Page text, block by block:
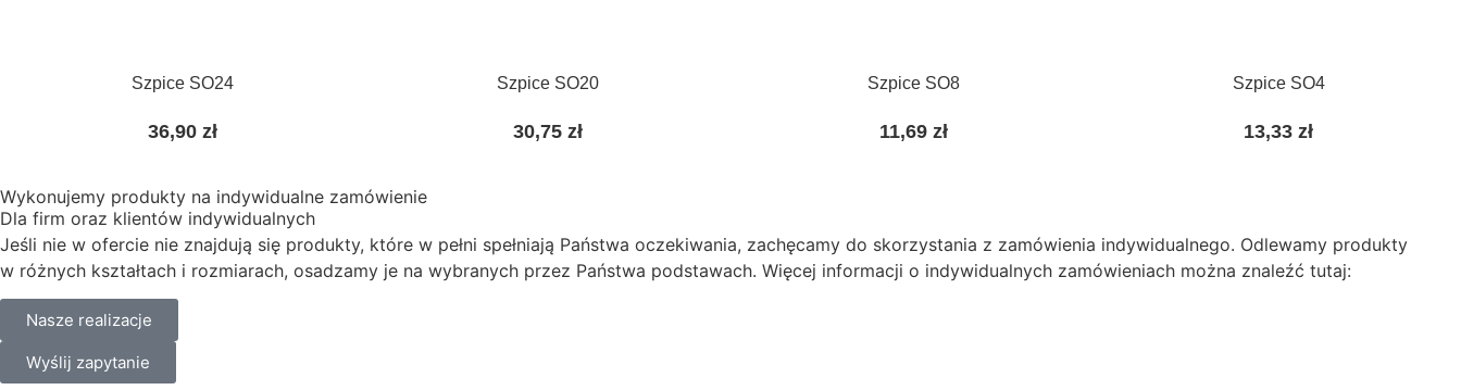
Szpice SO24
36,90 zł
Szpice SO20
30,75 zł
Szpice SO8
11,69 zł
Szpice SO4
13,33 zł
Wykonujemy produkty na indywidualne zamówienie
Dla firm oraz klientów indywidualnych
Jeśli nie w ofercie nie znajdują się produkty, które w pełni spełniają Państwa oczekiwania, zachęcamy do skorzystania z zamówienia indywidualnego. Odlewamy produkty
w różnych kształtach i rozmiarach, osadzamy je na wybranych przez Państwa podstawach. Więcej informacji o indywidualnych zamówieniach można znaleźć tutaj:
Nasze realizacje
Wyślij zapytanie